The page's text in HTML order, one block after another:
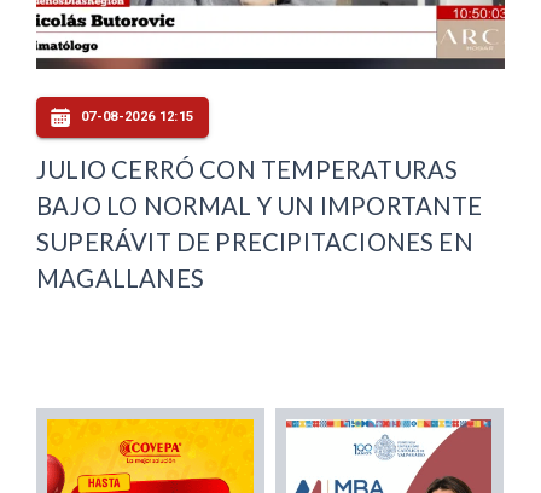
07-08-2026 12:15
JULIO CERRÓ CON TEMPERATURAS
BAJO LO NORMAL Y UN IMPORTANTE
SUPERÁVIT DE PRECIPITACIONES EN
MAGALLANES